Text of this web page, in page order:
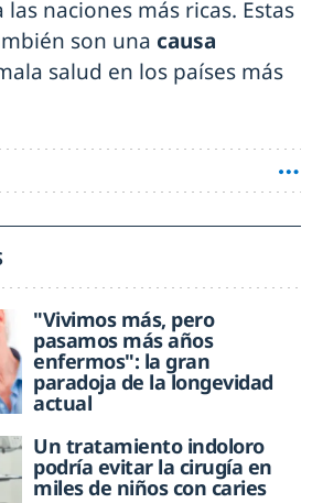
naciones más ricas. Estas
son una causa
salud en los países más
"Vivimos más, pero
pasamos más años
enfermos": la gran
paradoja de la longevidad
actual
Un tratamiento indoloro
podría evitar la cirugía en
miles de niños con caries